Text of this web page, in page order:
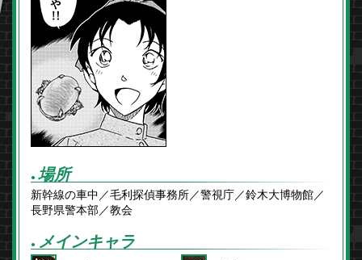
● メインキャラ
● 場所
新幹線の車中／毛利探偵事務所／警視庁／鈴木大博物館／
長野県警本部／教会